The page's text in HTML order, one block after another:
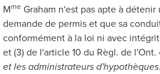
MmeGraham n'est pas apte à
demande de permis et que sa
conformément à la loi ni avec
et (3) de l'article 10 du Règl. de
et les administrateurs d'hypothèques.